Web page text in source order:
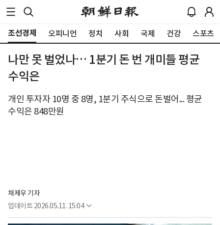
조선경제 오피니언 정치 사회 국제 건강 스포츠
나만 못 벌었나… 1분기 돈 번 개미들 평균
수익은
개인 투자자 10명 중 8명, 1분기 주식으로 돈벌어... 평균
수익은 848만원
채제우 기자
업데이트 2026.05.11. 15:04